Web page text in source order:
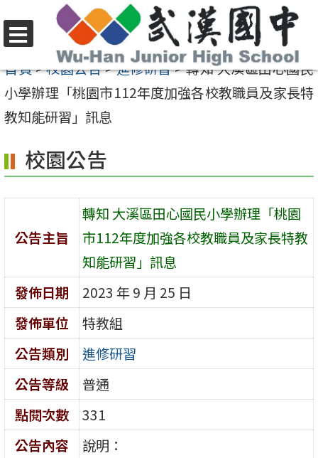
至
要
內
區
選
單
首頁>校園公告>進修研習>轉知 大溪區田心國民
小學辦理「桃園市112年度加強各校教職員及家長特
教知能研習」訊息
校園公告
公告主旨
轉知 大溪區田心國民小學辦理「桃園
市112年度加強各校教職員及家長特教
知能研習」訊息
發佈日期
2023 年 9 月 25 日
發佈單位
特教組
公告類別
進修研習
公告等級
普通
點閱次數
331
公告內容
說明：